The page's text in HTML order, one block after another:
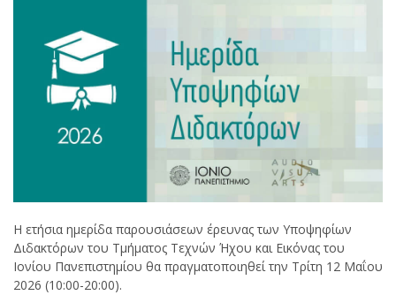
Η ετήσια ημερίδα παρουσιάσεων έρευνας των Υποψηφίων
Διδακτόρων του Τμήματος Τεχνών Ήχου και Εικόνας του
Ιονίου Πανεπιστημίου θα πραγματοποιηθεί την Τρίτη 12 Μαΐου
2026 (10:00-20:00).